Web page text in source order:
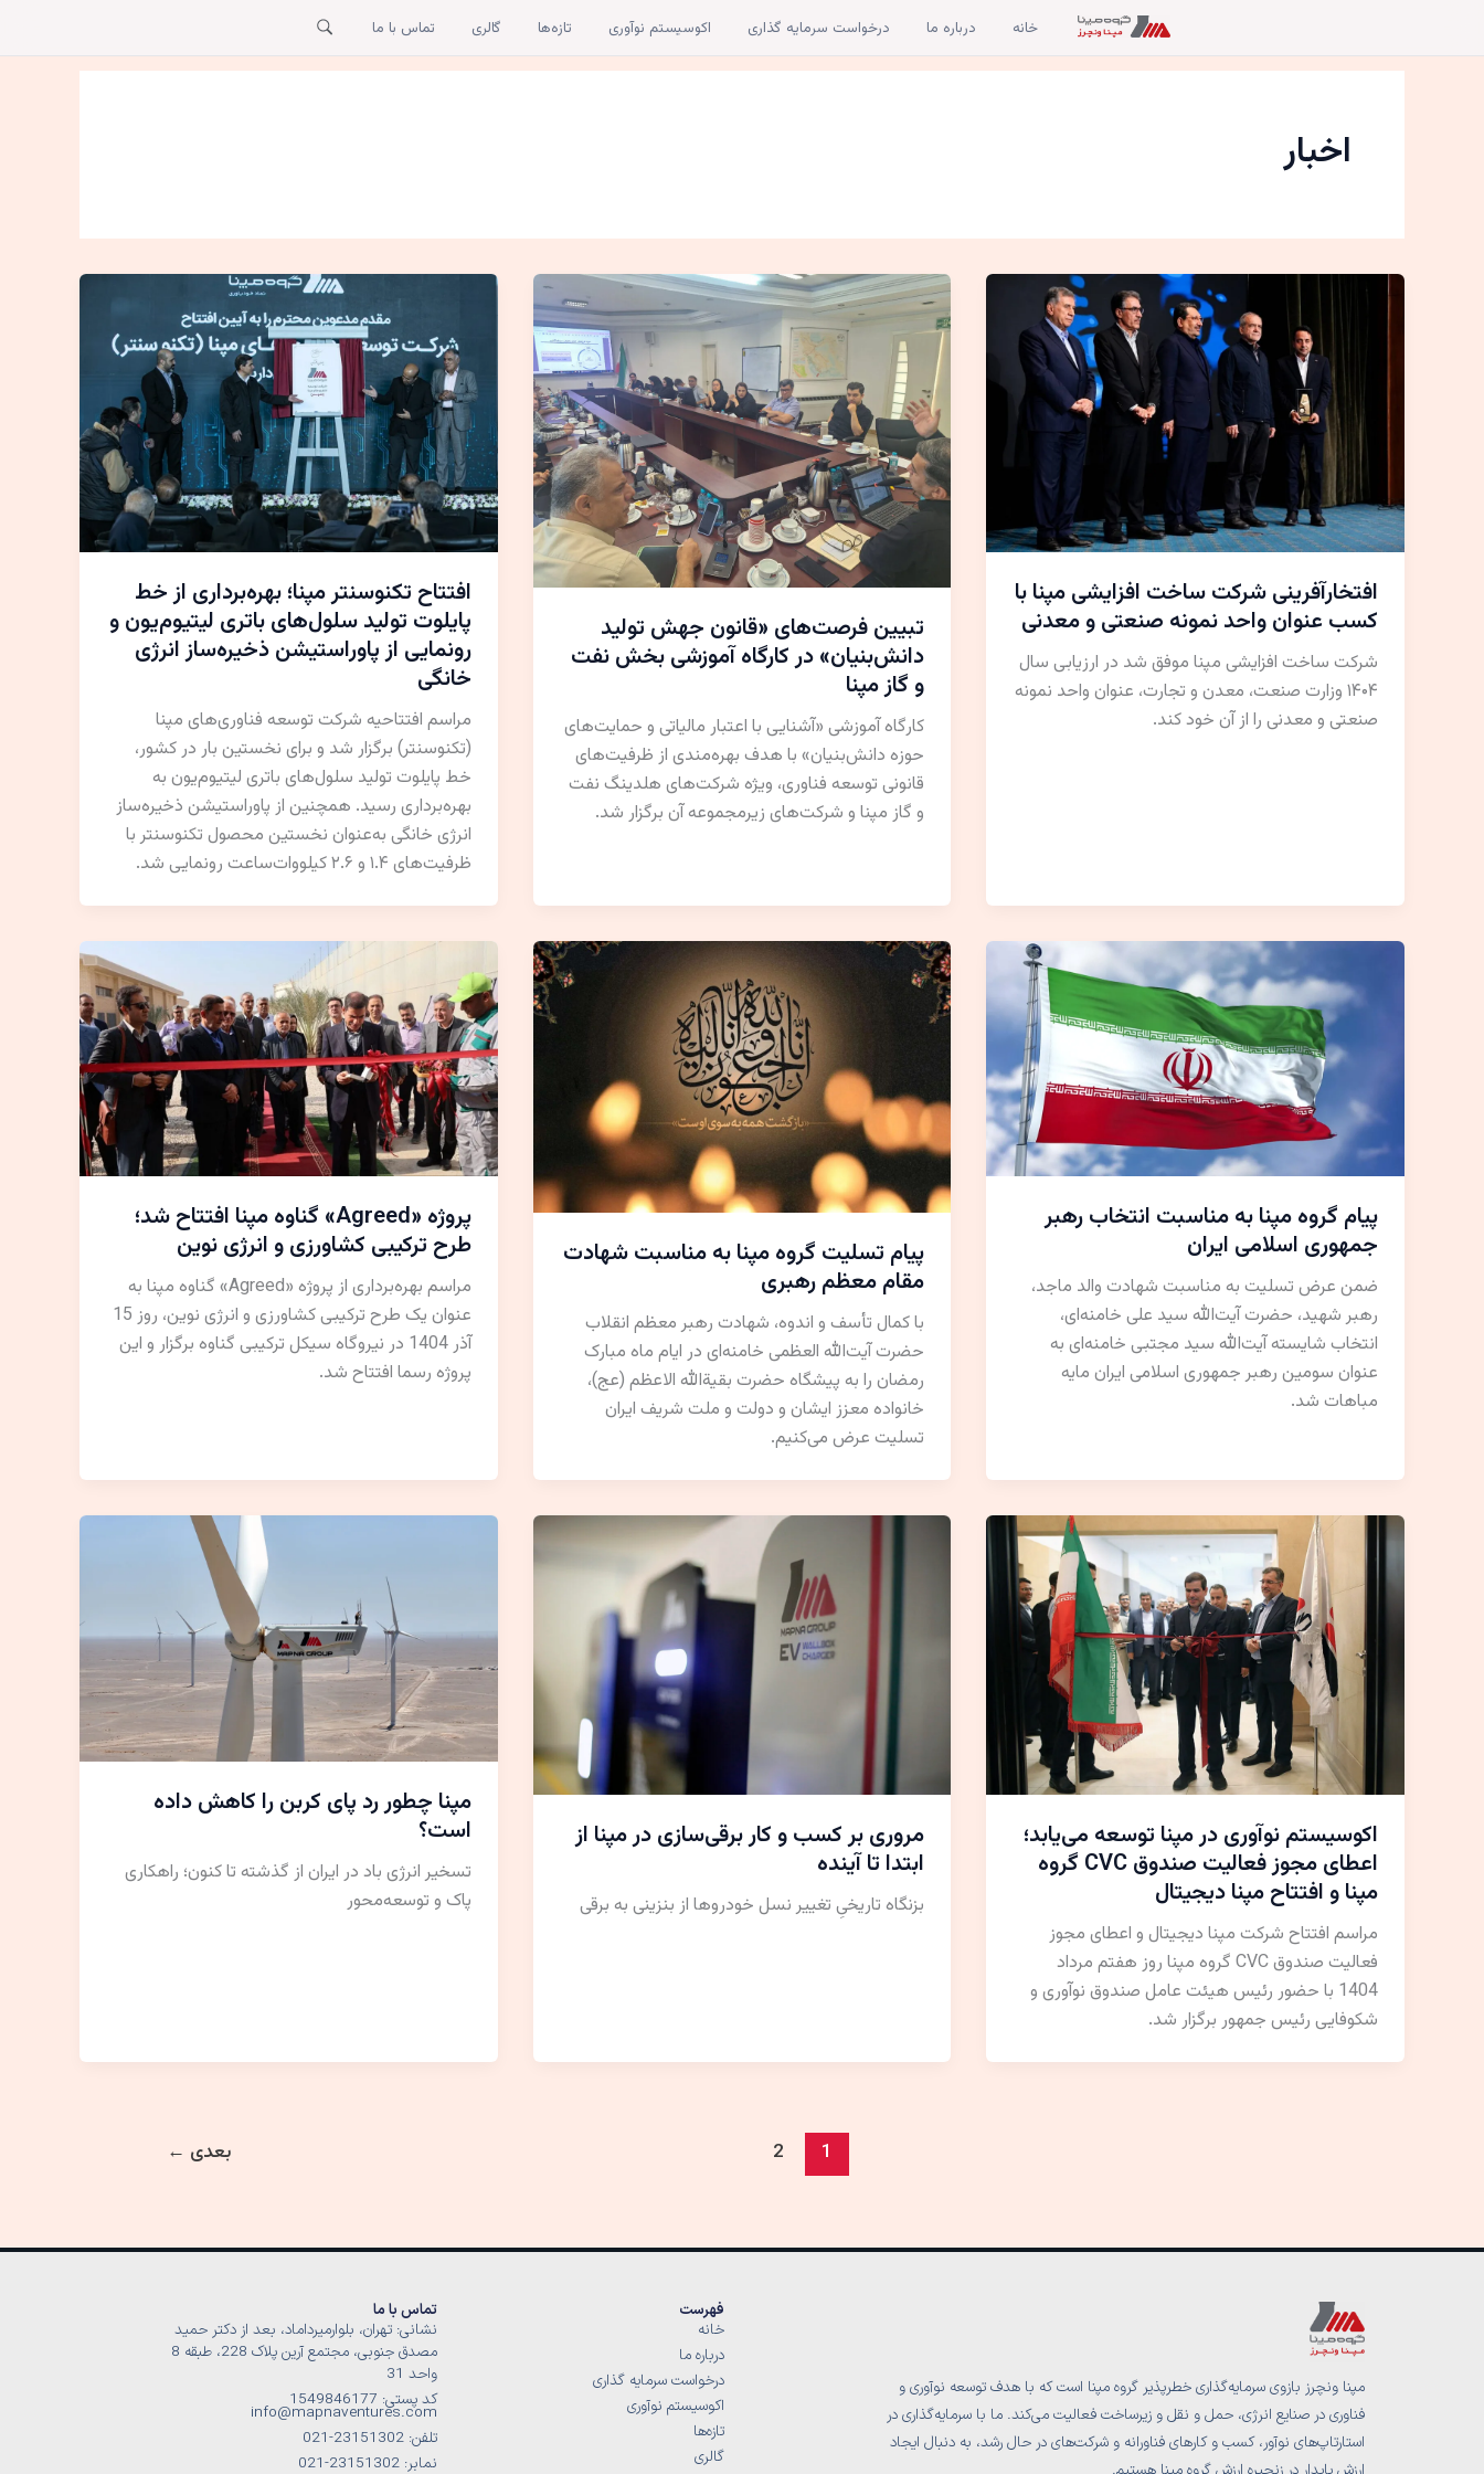
خانه درباره ما درخواست سرمایه گذاری اکوسیستم نوآوری تازه‌ها گالری تماس با ما
اخبار
افتخارآفرینی شرکت ساخت افزایشی مپنا با
کسب عنوان واحد نمونه صنعتی و معدنی
شرکت ساخت افزایشی مپنا موفق شد در ارزیابی سال
۱۴۰۴ وزارت صنعت، معدن و تجارت، عنوان واحد نمونه
صنعتی و معدنی را از آن خود کند.
تبیین فرصت‌های «قانون جهش تولید
دانش‌بنیان» در کارگاه آموزشی بخش نفت
و گاز مپنا
کارگاه آموزشی «آشنایی با اعتبار مالیاتی و حمایت‌های
حوزه دانش‌بنیان» با هدف بهره‌مندی از ظرفیت‌های
قانونی توسعه فناوری، ویژه شرکت‌های هلدینگ نفت
و گاز مپنا و شرکت‌های زیرمجموعه آن برگزار شد.
افتتاح تکنوسنتر مپنا؛ بهره‌برداری از خط
پایلوت تولید سلول‌های باتری لیتیوم‌یون و
رونمایی از پاوراستیشن ذخیره‌ساز انرژی
خانگی
مراسم افتتاحیه شرکت توسعه فناوری‌های مپنا
(تکنوسنتر) برگزار شد و برای نخستین بار در کشور،
خط پایلوت تولید سلول‌های باتری لیتیوم‌یون به
بهره‌برداری رسید. همچنین از پاوراستیشن ذخیره‌ساز
انرژی خانگی به‌عنوان نخستین محصول تکنوسنتر با
ظرفیت‌های ۱.۴ و ۲.۶ کیلووات‌ساعت رونمایی شد.
پیام گروه مپنا به مناسبت انتخاب رهبر
جمهوری اسلامی ایران
ضمن عرض تسلیت به مناسبت شهادت والد ماجد،
رهبر شهید، حضرت آیت‌الله سید علی خامنه‌ای،
انتخاب شایسته آیت‌الله سید مجتبی خامنه‌ای به
عنوان سومین رهبر جمهوری اسلامی ایران مایه
مباهات شد.
پیام تسلیت گروه مپنا به مناسبت شهادت
مقام معظم رهبری
با کمال تأسف و اندوه، شهادت رهبر معظم انقلاب
حضرت آیت‌الله العظمی خامنه‌ای در ایام ماه مبارک
رمضان را به پیشگاه حضرت بقیة‌الله الاعظم (عج)،
خانواده معزز ایشان و دولت و ملت شریف ایران
تسلیت عرض می‌کنیم.
پروژه «Agreed» گناوه مپنا افتتاح شد؛
طرح ترکیبی کشاورزی و انرژی نوین
مراسم بهره‌برداری از پروژه «Agreed» گناوه مپنا به
عنوان یک طرح ترکیبی کشاورزی و انرژی نوین، روز 15
آذر 1404 در نیروگاه سیکل ترکیبی گناوه برگزار و این
پروژه رسما افتتاح شد.
اکوسیستم نوآوری در مپنا توسعه می‌یابد؛
اعطای مجوز فعالیت صندوق CVC گروه
مپنا و افتتاح مپنا دیجیتال
مراسم افتتاح شرکت مپنا دیجیتال و اعطای مجوز
فعالیت صندوق CVC گروه مپنا روز هفتم مرداد
1404 با حضور رئیس هیئت عامل صندوق نوآوری و
شکوفایی رئیس جمهور برگزار شد.
مروری بر کسب و کار برقی‌سازی در مپنا از
ابتدا تا آینده
بزنگاه تاریخیِ تغییر نسل خودروها از بنزینی به برقی
مپنا چطور رد پای کربن را کاهش داده
است؟
تسخیر انرژی باد در ایران از گذشته تا کنون؛ راهکاری
پاک و توسعه‌محور
1
2 بعدی ←
مپنا ونچرز بازوی سرمایه‌گذاری خطرپذیر گروه مپنا است که با هدف توسعه نوآوری و
فناوری در صنایع انرژی، حمل و نقل و زیرساخت فعالیت می‌کند. ما با سرمایه‌گذاری در
استارتاپ‌های نوآور، کسب و کارهای فناورانه و شرکت‌های در حال رشد، به دنبال ایجاد
فهرست
خانه
درباره ما
درخواست سرمایه گذاری
اکوسیستم نوآوری
تازه‌ها
گالری
تماس با ما
نشانی: تهران، بلوارمیرداماد، بعد از دکتر حمید
مصدق جنوبی، مجتمع آرین پلاک 228، طبقه 8
واحد 31
کد پستی: 1549846177
info@mapnaventures.com
تلفن: 23151302-021
نمابر: 23151302-021